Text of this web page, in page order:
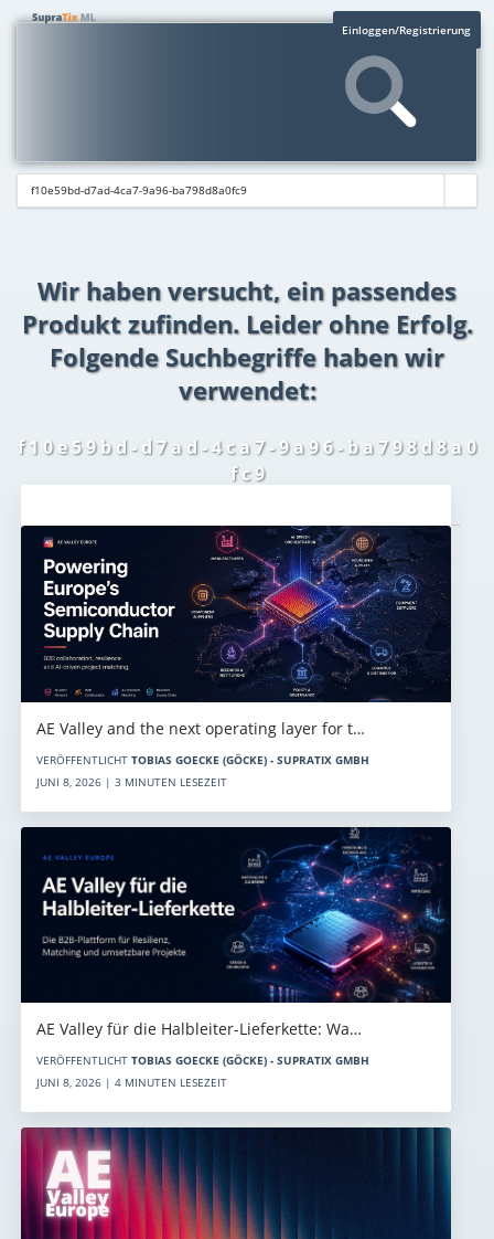
Einloggen/Registrierung
Wir haben versucht, ein passendes
Produkt zufinden. Leider ohne Erfolg.
Folgende Suchbegriffe haben wir
verwendet:
f 1 0 e 5 9 b d - d 7 a d - 4 c a 7 - 9 a 9 6 - b a 7 9 8 d 8 a 0
f c 9
AE Valley and the next operating layer for t…
VERÖFFENTLICHT TOBIAS GOECKE (GÖCKE) - SUPRATIX GMBH
JUNI 8, 2026 | 3 MINUTEN LESEZEIT
AE Valley für die Halbleiter-Lieferkette: Wa…
VERÖFFENTLICHT TOBIAS GOECKE (GÖCKE) - SUPRATIX GMBH
JUNI 8, 2026 | 4 MINUTEN LESEZEIT